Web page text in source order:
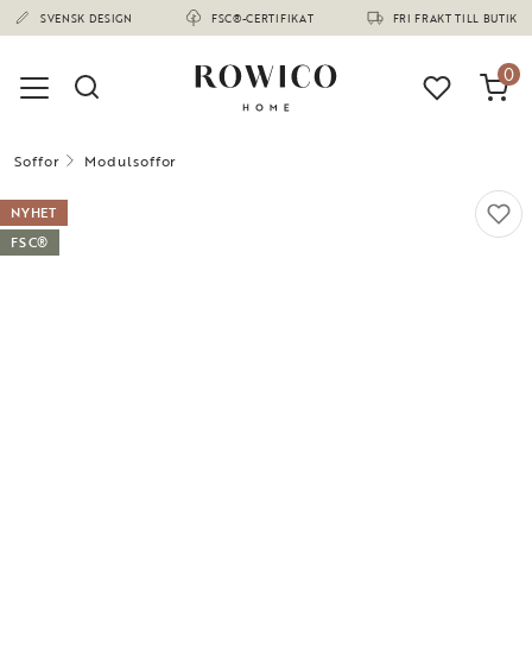
SVENSK DESIGN FSC®-CERTIFIKAT FRI FRAKT TILL BUTIK
(1673)
0
Soffor Modulsoffor
NYHET
FSC®